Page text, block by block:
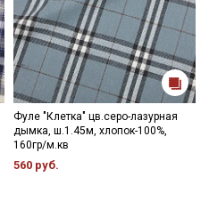
Фуле "Клетка" цв.серо-лазурная
дымка, ш.1.45м, хлопок-100%,
160гр/м.кв
560 руб.